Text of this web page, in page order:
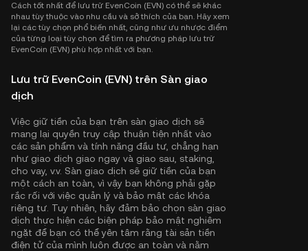
Cách tốt nhất để lưu trữ EvenCoin (EVN) có thể sẽ khác
nhau tùy thuộc vào nhu cầu và sở thích của bạn. Hãy xem
lại các tùy chọn phổ biến nhất, cũng như ưu nhược điểm
của từng loại tùy chọn để tìm ra phương pháp lưu trữ
EvenCoin (EVN) phù hợp nhất với bạn.
Lưu trữ EvenCoin (EVN) trên Sàn giao
dịch
Việc giữ tiền của bạn trên sàn giao dịch sẽ
mang lại quyền truy cập thuận tiện nhất vào
các sản phẩm và tính năng đầu tư, chẳng hạn
như giao dịch giao ngay và giao sau, staking,
cho vay, v.v. Sàn giao dịch sẽ giữ tiền của bạn
một cách an toàn, vì vậy bạn không phải gặp
rắc rối với việc quản lý và bảo mật các khóa
riêng tư. Tuy nhiên, hãy đảm bảo chọn sàn giao
dịch thực hiện các biện pháp bảo mật nghiêm
ngặt để bạn có thể yên tâm rằng tài sản tiền
điện tử của mình luôn được an toàn và nằm